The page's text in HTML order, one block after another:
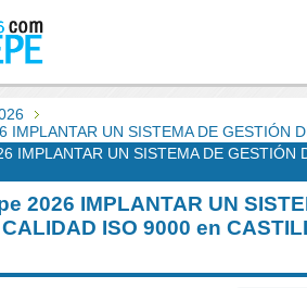
IMPLANTAR UN SISTEMA DE GESTIÓN
IMPLANTAR UN SISTEMA DE GESTIÓN
2026 IMPLANTAR UN
ISO 9000 en